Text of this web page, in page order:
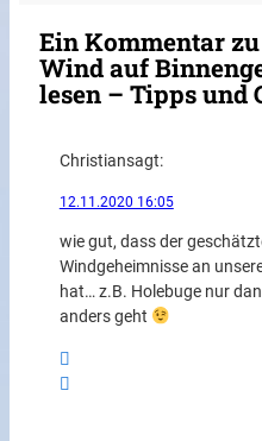
Ein Kommentar
Wind auf
lesen – Tipps und
Christiansagt:
12.11.2020 16:05
wie gut, dass der
Windgeheimnisse an
hat… z.B. Holebuge nur
anders geht